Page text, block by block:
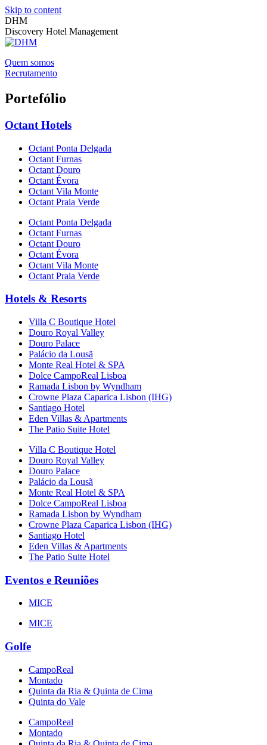
Skip to content
DHM
Discovery Hotel Management
Quem somos
Recrutamento
Portefólio
Octant Hotels
Octant Ponta Delgada
Octant Furnas
Octant Douro
Octant Évora
Octant Vila Monte
Octant Praia Verde
Octant Ponta Delgada
Octant Furnas
Octant Douro
Octant Évora
Octant Vila Monte
Octant Praia Verde
Hotels & Resorts
Villa C Boutique Hotel
Douro Royal Valley
Douro Palace
Palácio da Lousã
Monte Real Hotel & SPA
Dolce CampoReal Lisboa
Ramada Lisbon by Wyndham
Crowne Plaza Caparica Lisbon (IHG)
Santiago Hotel
Eden Villas & Apartments
The Patio Suite Hotel
Villa C Boutique Hotel
Douro Royal Valley
Douro Palace
Palácio da Lousã
Monte Real Hotel & SPA
Dolce CampoReal Lisboa
Ramada Lisbon by Wyndham
Crowne Plaza Caparica Lisbon (IHG)
Santiago Hotel
Eden Villas & Apartments
The Patio Suite Hotel
Eventos e Reuniões
MICE
MICE
Golfe
CampoReal
Montado
Quinta da Ria & Quinta de Cima
Quinta do Vale
CampoReal
Montado